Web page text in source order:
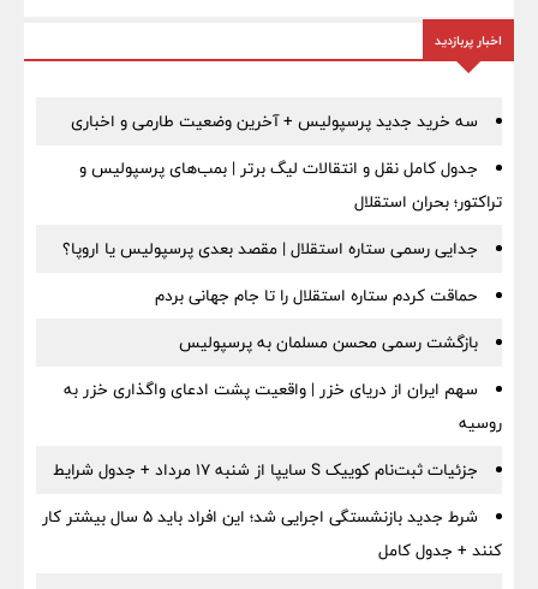
اخبار پربازدید
سه خرید جدید پرسپولیس + آخرین وضعیت طارمی و اخباری
جدول کامل نقل و انتقالات لیگ برتر | بمب‌های پرسپولیس و
تراکتور؛ بحران استقلال
جدایی رسمی ستاره استقلال | مقصد بعدی پرسپولیس یا اروپا؟
حماقت کردم ستاره استقلال را تا جام جهانی بردم
بازگشت رسمی محسن مسلمان به پرسپولیس
سهم ایران از دریای خزر | واقعیت پشت ادعای واگذاری خزر به
روسیه
جزئیات ثبت‌نام کوییک S سایپا از شنبه ۱۷ مرداد + جدول شرایط
شرط جدید بازنشستگی اجرایی شد؛ این افراد باید ۵ سال بیشتر کار
کنند + جدول کامل